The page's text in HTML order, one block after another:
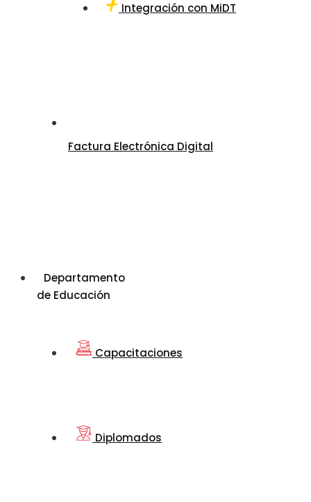
Integración con MiDT
Factura Electrónica Digital
Departamento
de Educación
Capacitaciones
Diplomados